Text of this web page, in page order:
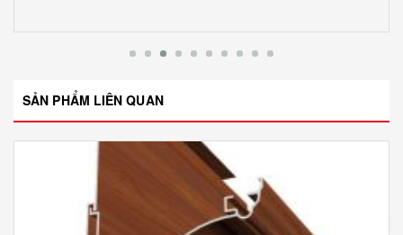
SẢN PHẨM LIÊN QUAN